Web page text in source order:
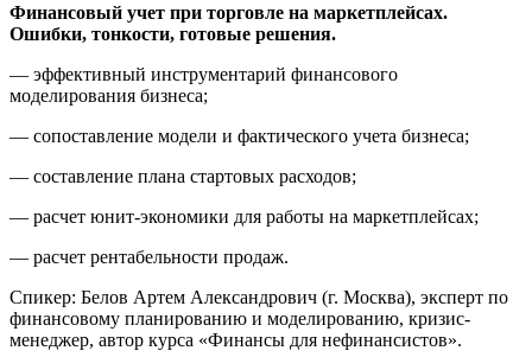
Финансовый учет при торговле на маркетплейсах.
Ошибки, тонкости, готовые решения.
— эффективный инструментарий финансового
моделирования бизнеса;
— сопоставление модели и фактического учета бизнеса;
— составление плана стартовых расходов;
— расчет юнит-экономики для работы на маркетплейсах;
— расчет рентабельности продаж.
Спикер: Белов Артем Александрович (г. Москва), эксперт по
финансовому планированию и моделированию, кризис-
менеджер, автор курса «Финансы для нефинансистов».